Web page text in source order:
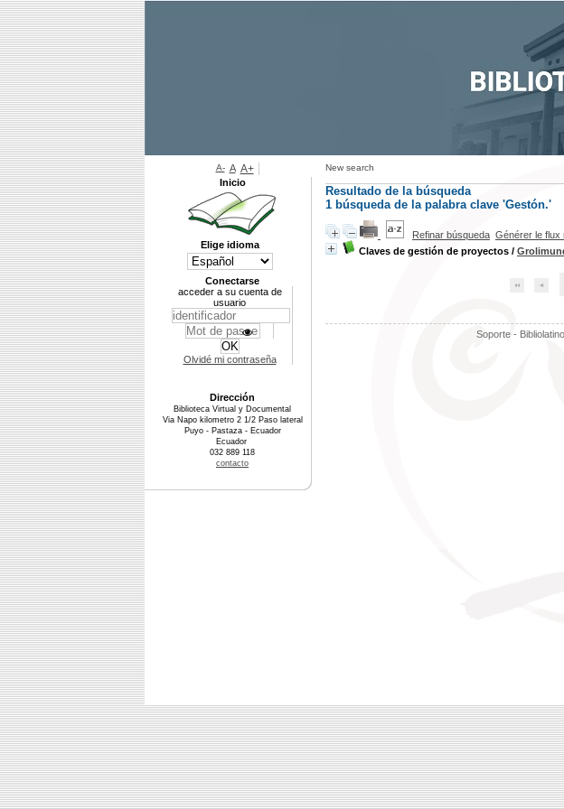
New search
Resultado de la búsqueda
1 búsqueda de la palabra clave 'Gestón.'
Refinar búsqueda Générer le flux
Claves de gestión de proyectos /
Soporte -
A- A A+
Inicio
Elige idioma
Conectarse
acceder a su cuenta de
usuario
Olvidé mi contraseña
Dirección
Biblioteca Virtual y Documental
Via Napo kilometro 2 1/2 Paso lateral
Puyo - Pastaza - Ecuador
Ecuador
032 889 118
contacto